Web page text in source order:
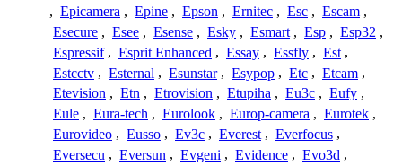
, Epicamera , Epine , Epson , Ernitec , Esc , Escam ,
Esecure , Esee , Esense , Esky , Esmart , Esp , Esp32 ,
Espressif , Esprit Enhanced , Essay , Essfly , Est ,
Estcctv , Esternal , Esunstar , Esypop , Etc , Etcam ,
Etevision , Etn , Etrovision , Etupiha , Eu3c , Eufy ,
Eule , Eura-tech , Eurolook , Europ-camera , Eurotek ,
Eurovideo , Eusso , Ev3c , Everest , Everfocus ,
Eversecu , Eversun , Evgeni , Evidence , Evo3d ,